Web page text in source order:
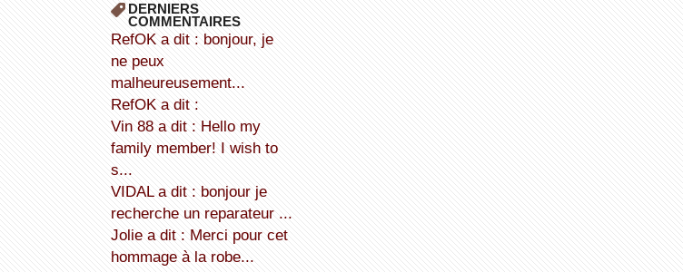
DERNIERS
COMMENTAIRES
refOK a dit : bonjour, je
ne peux
malheureusement...
refOK a dit :
Vin 88 a dit : Hello my
family member! I wish to
s...
VIDAL a dit : bonjour je
recherche un reparateur ...
Jolie a dit : Merci pour cet
hommage à la robe...